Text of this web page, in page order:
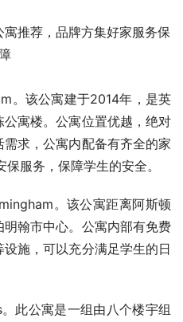
。该公寓建于2014年，是英
寓楼。公寓位置优越，绝对
求，公寓内配备有齐全的家
服务，保障学生的安全。
。该公寓距离阿斯顿
翰市中心。公寓内部有免费
施，可以充分满足学生的日
此公寓是一组由八个楼宇组